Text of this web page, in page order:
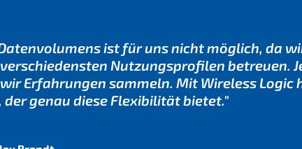
ist für uns nicht möglich, da
Nutzungsprofilen betreuen.
Erfahrungen sammeln. Mit Wireless Logic
genau diese Flexibilität bietet."